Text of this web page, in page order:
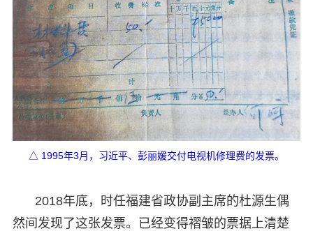
△ 1995年3月，习近平、彭丽媛交付电视机修理费的发票。
2018年底，时任福建省政协副主席的杜源生偶
然间发现了这张发票。已经变得褶皱的票据上清楚